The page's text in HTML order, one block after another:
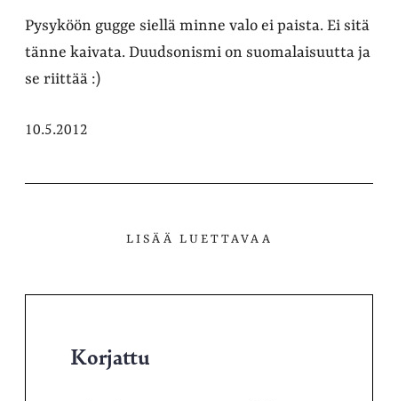
Pysyköön gugge siellä minne valo ei paista. Ei sitä
tänne kaivata. Duudsonismi on suomalaisuutta ja
se riittää :)
10.5.2012
LISÄÄ LUETTAVAA
Korjattu